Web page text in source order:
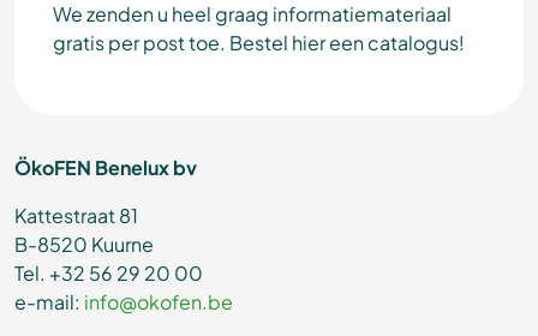
We zenden u heel graag informatiemateriaal
gratis per post toe. Bestel hier een catalogus!
ÖkoFEN Benelux bv
Kattestraat 81
B-8520 Kuurne
Tel. +32 56 29 20 00
e-mail: info@okofen.be